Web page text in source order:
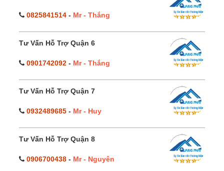
0825841514 - Mr - Thắng
Tư Vấn Hỗ Trợ Quận 6
0901742092 - Mr - Thắng
Tư Vấn Hỗ Trợ Quận 7
0932489685 - Mr - Huy
Tư Vấn Hỗ Trợ Quận 8
0906700438 - Mr - Nguyên